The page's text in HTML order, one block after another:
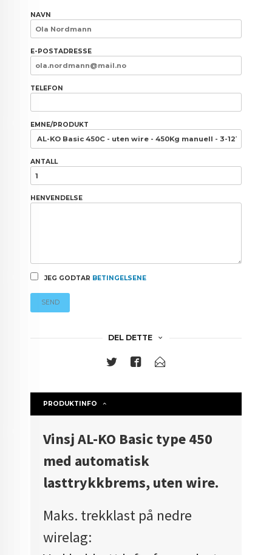
NAVN
E-POSTADRESSE
TELEFON
EMNE/PRODUKT
ANTALL
HENVENDELSE
JEG GODTAR BETINGELSENE
SEND
DEL DETTE
PRODUKTINFO
Vinsj AL-KO Basic type 450
med automatisk
lasttrykkbrems, uten wire.
Maks. trekklast på nedre
wirelag: